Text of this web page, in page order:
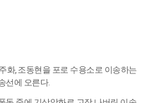
화, 조동현을 포로 수용소로 이송하는
선에 오른다.